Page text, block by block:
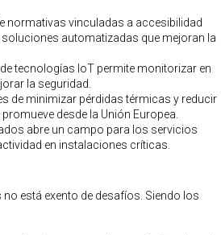
normativas vinculadas a accesibilidad
automatizadas que mejoran la
tecnologías IoT permite monitorizar en
la seguridad.
de minimizar pérdidas térmicas y reducir
desde la Unión Europea.
abre un campo para los servicios
en instalaciones críticas.
está exento de desafíos. Siendo los